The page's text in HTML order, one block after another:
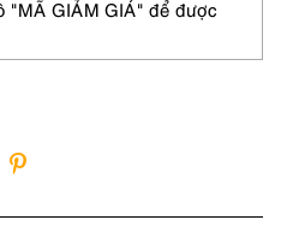
"MÃ GIẢM GIÁ" để được